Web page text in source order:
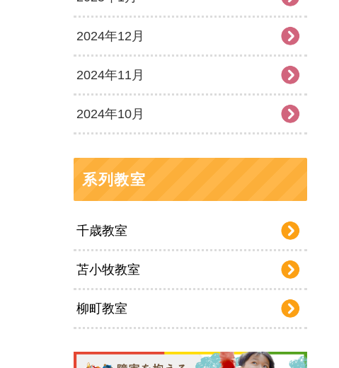
2024年12月
2024年11月
2024年10月
系列教室
千歳教室
苫小牧教室
柳町教室